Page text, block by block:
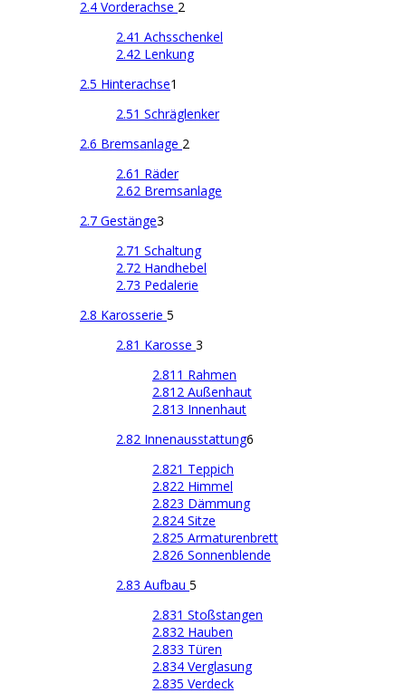
2.4 Vorderachse 2
2.41 Achsschenkel
2.42 Lenkung
2.5 Hinterachse1
2.51 Schräglenker
2.6 Bremsanlage 2
2.61 Räder
2.62 Bremsanlage
2.7 Gestänge3
2.71 Schaltung
2.72 Handhebel
2.73 Pedalerie
2.8 Karosserie 5
2.81 Karosse 3
2.811 Rahmen
2.812 Außenhaut
2.813 Innenhaut
2.82 Innenausstattung6
2.821 Teppich
2.822 Himmel
2.823 Dämmung
2.824 Sitze
2.825 Armaturenbrett
2.826 Sonnenblende
2.83 Aufbau 5
2.831 Stoßstangen
2.832 Hauben
2.833 Türen
2.834 Verglasung
2.835 Verdeck